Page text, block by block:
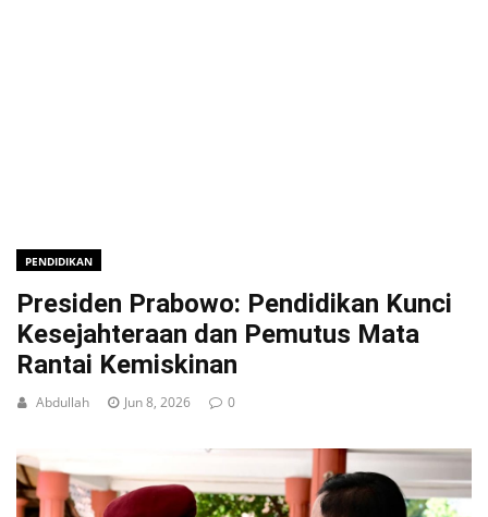
PENDIDIKAN
Presiden Prabowo: Pendidikan Kunci
Kesejahteraan dan Pemutus Mata
Rantai Kemiskinan
Abdullah Jun 8, 2026 0